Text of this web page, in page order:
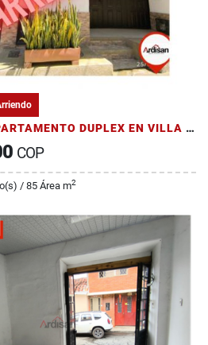
ARRIENDO APARTAMENTO DUPLEX EN VILLA MERCEDES
COP
/ 85 Área m2